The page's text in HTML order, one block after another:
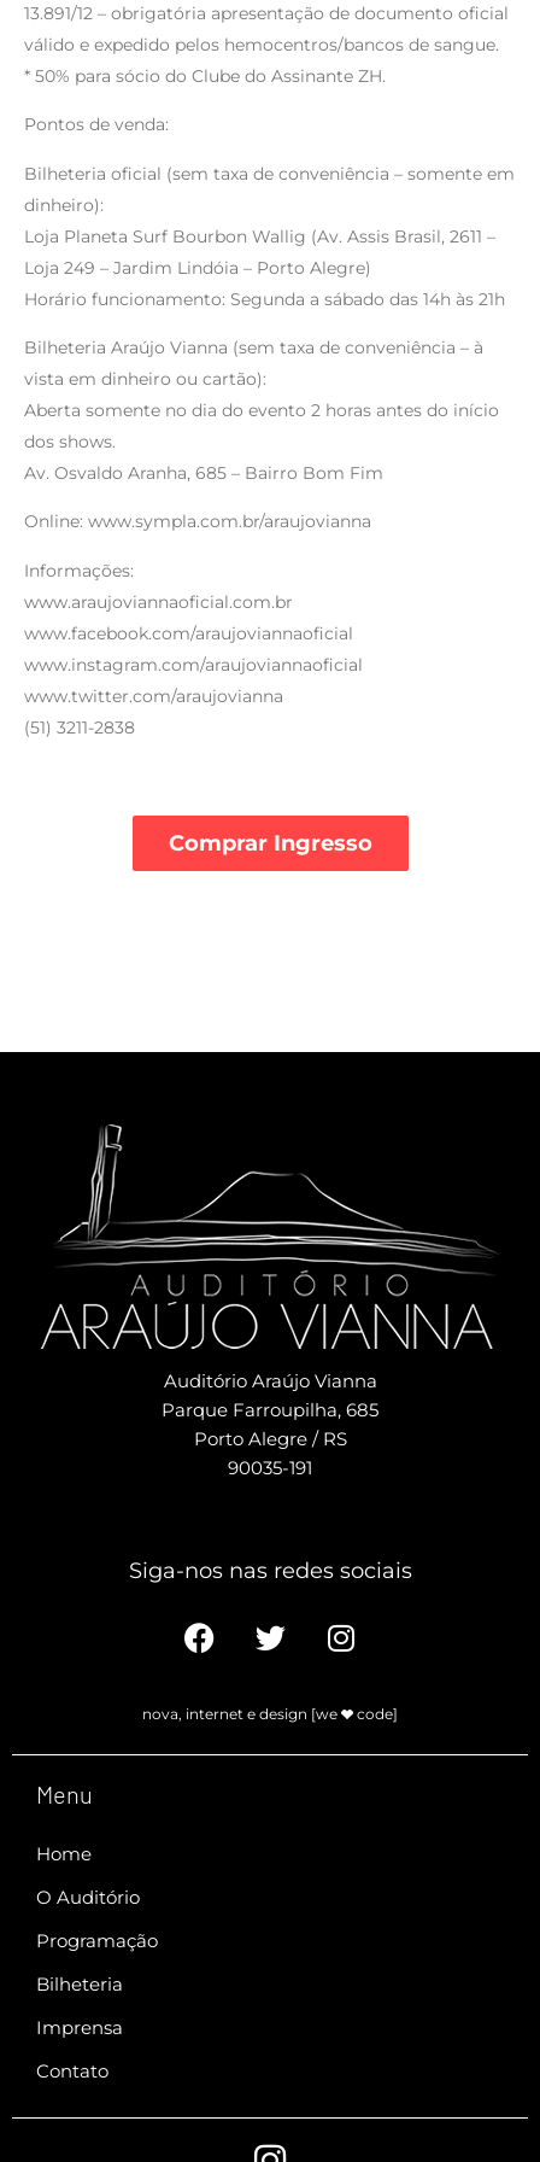
13.891/12 – obrigatória apresentação de documento oficial
válido e expedido pelos hemocentros/bancos de sangue.
* 50% para sócio do Clube do Assinante ZH.
Pontos de venda:
Bilheteria oficial (sem taxa de conveniência – somente em
dinheiro):
Loja Planeta Surf Bourbon Wallig (Av. Assis Brasil, 2611 –
Loja 249 – Jardim Lindóia – Porto Alegre)
Horário funcionamento: Segunda a sábado das 14h às 21h
Bilheteria Araújo Vianna (sem taxa de conveniência – à
vista em dinheiro ou cartão):
Aberta somente no dia do evento 2 horas antes do início
dos shows.
Av. Osvaldo Aranha, 685 – Bairro Bom Fim
Online: www.sympla.com.br/araujovianna
Informações:
www.araujoviannaoficial.com.br
www.facebook.com/araujoviannaoficial
www.instagram.com/araujoviannaoficial
www.twitter.com/araujovianna
(51) 3211-2838
Comprar Ingresso
Auditório Araújo Vianna
Parque Farroupilha, 685
Porto Alegre / RS
90035-191
Siga-nos nas redes sociais​
nova, internet e design [we code]
Menu
Home
O Auditório
Programação
Bilheteria
Imprensa
Contato